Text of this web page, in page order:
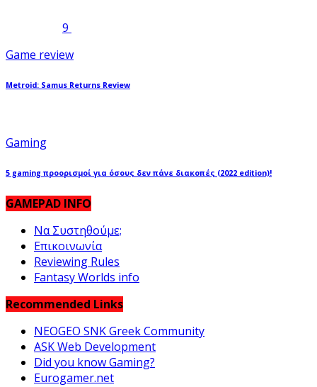
9
Game review
Metroid: Samus Returns Review
Gaming
5 gaming προορισμοί για όσους δεν πάνε διακοπές (2022 edition)!
GAMEPAD INFO
Να Συστηθούμε;
Επικοινωνία
Reviewing Rules
Fantasy Worlds info
Recommended Links
NEOGEO SNK Greek Community
ASK Web Development
Did you know Gaming?
Eurogamer.net